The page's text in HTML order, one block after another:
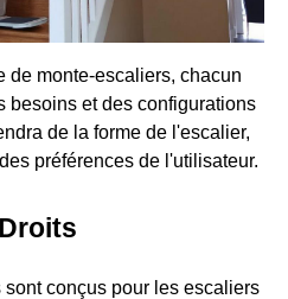
de monte-escaliers, chacun
besoins et des configurations
de la forme de l'escalier,
préférences de l'utilisateur.
conçus pour les escaliers